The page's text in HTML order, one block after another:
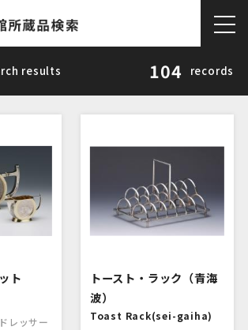
results 104 records
ト
レッサー
トースト・ラック（青海
波）
Toast Rack(sei-gaiha)